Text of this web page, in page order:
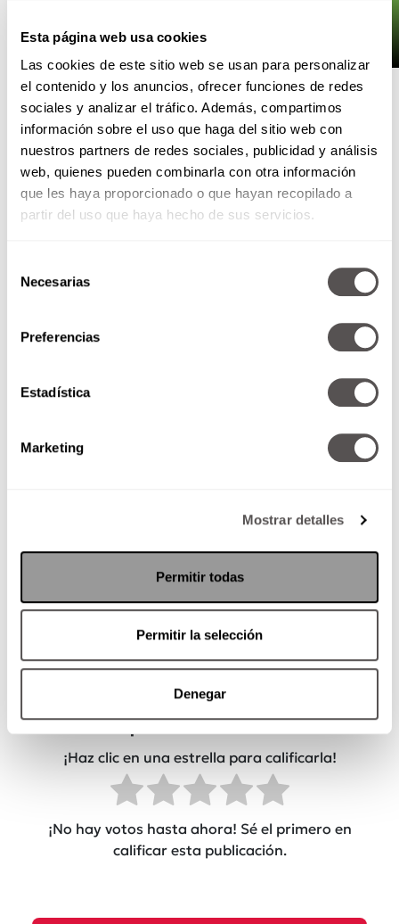
Esta página web usa cookies
Las cookies de este sitio web se usan para personalizar
el contenido y los anuncios, ofrecer funciones de redes
sociales y analizar el tráfico. Además, compartimos
información sobre el uso que haga del sitio web con
nuestros partners de redes sociales, publicidad y análisis
web, quienes pueden combinarla con otra información
que les haya proporcionado o que hayan recopilado a
partir del uso que haya hecho de sus servicios.
Necesarias
Preferencias
Estadística
Marketing
Mostrar detalles
Permitir todas
Permitir la selección
Denegar
No le des un pedazo de arrachera a tu perro, es
obvio que le va a encantar pero va a sustituir los
nutrientes que las croquetas le dan, recuerda
que el alimento para perro está diseñado
especialmente para ellos, y si de compartir
comida se trata…
¿te comerías una croqueta?
¡ESAS NO SON PARA TI!
¿Qué tan útil fue esta
publicación?
¡Haz clic en una estrella para calificarla!
¡No hay votos hasta ahora! Sé el primero en
calificar esta publicación.